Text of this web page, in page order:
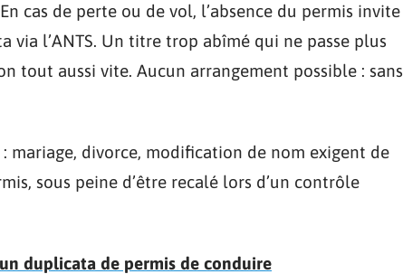
cas de perte ou de vol, l’absence du permis invite
l’ANTS. Un titre trop abîmé qui ne passe plus
tout aussi vite. Aucun arrangement possible : sans
mariage, divorce, modification de nom exigent de
sous peine d’être recalé lors d’un contrôle
duplicata de permis de conduire